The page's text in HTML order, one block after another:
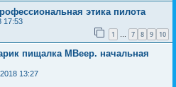
этика пилота
17:53
1 … 7 8 9 10
пищалка MBeep. начальная
13:27